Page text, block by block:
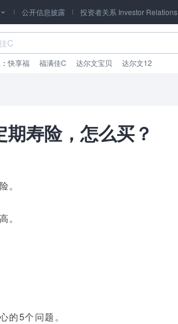
 公开信息披露 投资者关系 Investor Relations
快享福 福满佳C 达尔文宝贝 达尔文12
寿险，怎么买？
。
。
的5个问题。